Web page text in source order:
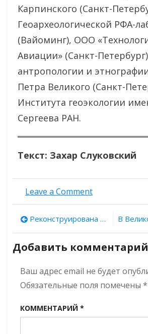
Карпинского (Санкт-
Геоархеологической РФА-
(Вайоминг), ООО
Авиации» (Санкт-
антропологии и
Петра Великого (Санкт-
Института геоэкологии
Сергеева РАН.
Текст: Захар Слуковский
Leave a Commenton
на
древнем
оказались
виноградных
улиток
Навигация
по
записям
Реконструирована планировка домонгольского села под Муромом
Добавить комментарий
Ваш адрес email не будет
Обязательные поля помечены *
КОММЕНТАРИЙ *